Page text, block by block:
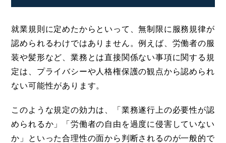
就業規則に定めたからといって、無制限に服務規律が
認められるわけではありません。例えば、労働者の服
装や髪形など、業務とは直接関係ない事項に関する規
定は、プライバシーや人格権保護の観点から認められ
ない可能性があります。
このような規定の効力は、「業務遂行上の必要性が認
められるか」「労働者の自由を過度に侵害していない
か」といった合理性の面から判断されるのが一般的で